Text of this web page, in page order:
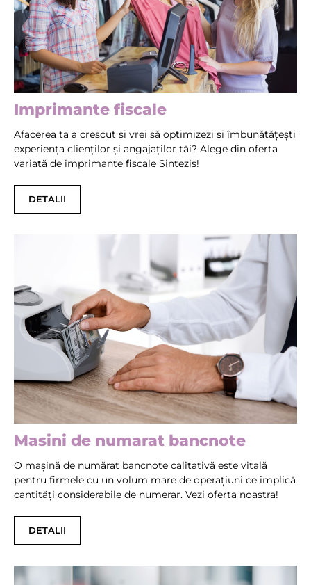
Imprimante fiscale
Afacerea ta a crescut și vrei să optimizezi și îmbunătățești
experiența clienților și angajaților tăi? Alege din oferta
variată de imprimante fiscale Sintezis!
DETALII
Masini de numarat bancnote
O mașină de numărat bancnote calitativă este vitală
pentru firmele cu un volum mare de operațiuni ce implică
cantități considerabile de numerar. Vezi oferta noastra!
DETALII